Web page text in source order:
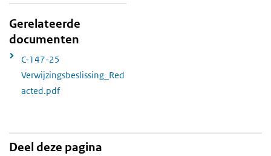
Gerelateerde
documenten
C-147-25
Verwijzingsbeslissing_Red
acted.pdf
Deel deze pagina